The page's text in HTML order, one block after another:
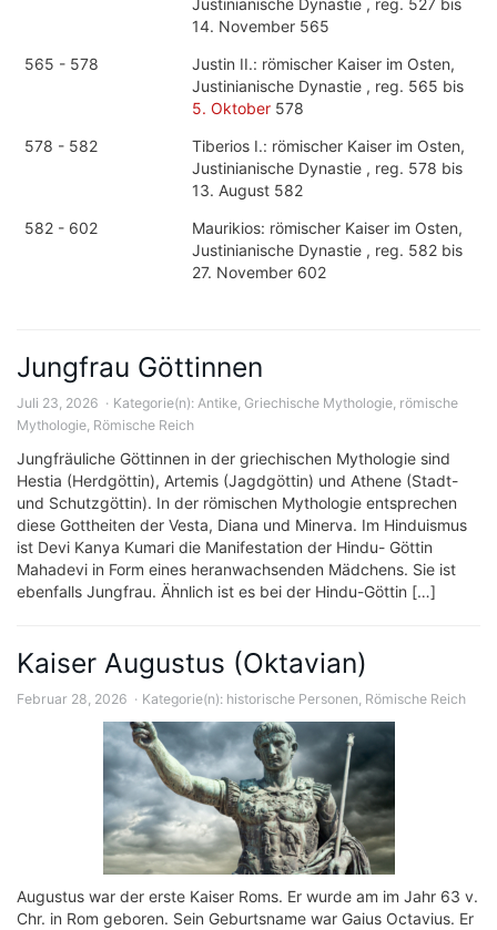
Justinianische Dynastie , reg. 527 bis
14. November 565
565 - 578
Justin II.: römischer Kaiser im Osten,
Justinianische Dynastie , reg. 565 bis
5. Oktober 578
578 - 582
Tiberios I.: römischer Kaiser im Osten,
Justinianische Dynastie , reg. 578 bis
13. August 582
582 - 602
Maurikios: römischer Kaiser im Osten,
Justinianische Dynastie , reg. 582 bis
27. November 602
Jungfrau Göttinnen
Juli 23, 2026 Kategorie(n): Antike, Griechische Mythologie, römische
Mythologie, Römische Reich
Jungfräuliche Göttinnen in der griechischen Mythologie sind
Hestia (Herdgöttin), Artemis (Jagdgöttin) und Athene (Stadt-
und Schutzgöttin). In der römischen Mythologie entsprechen
diese Gottheiten der Vesta, Diana und Minerva. Im Hinduismus
ist Devi Kanya Kumari die Manifestation der Hindu- Göttin
Mahadevi in ​​Form eines heranwachsenden Mädchens. Sie ist
ebenfalls Jungfrau. Ähnlich ist es bei der Hindu-Göttin […]
Kaiser Augustus (Oktavian)
Februar 28, 2026 Kategorie(n): historische Personen, Römische Reich
Augustus war der erste Kaiser Roms. Er wurde am im Jahr 63 v.
Chr. in Rom geboren. Sein Geburtsname war Gaius Octavius. Er